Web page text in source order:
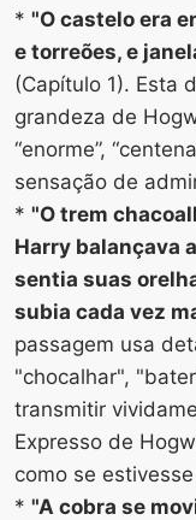
* "O castelo era
e torreões, e
(Capítulo 1). Esta
grandeza de
“enorme”,
sensação de
* "O trem
Harry balançava
sentia suas
subia cada vez
passagem usa
"chocalhar",
transmitir
Expresso de
como se
* "A cobra se